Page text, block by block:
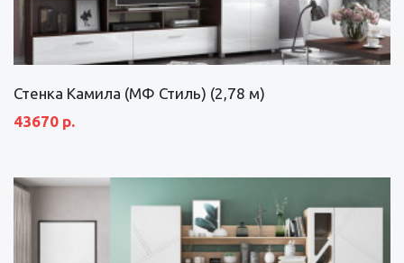
Стенка Камила (МФ Стиль) (2,78 м)
43670 р.